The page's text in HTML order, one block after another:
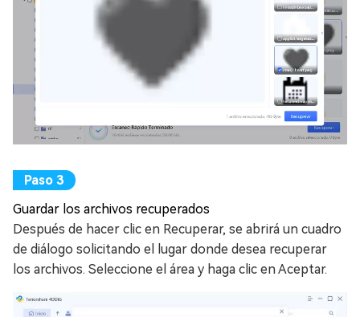
Guardar los archivos recuperados
Después de hacer clic en Recuperar, se abrirá un cuadro
de diálogo solicitando el lugar donde desea recuperar
los archivos. Seleccione el área y haga clic en Aceptar.